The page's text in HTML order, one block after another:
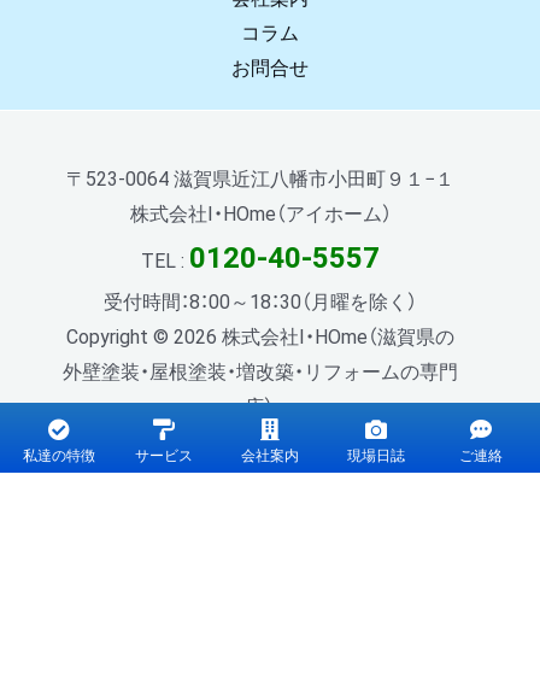
コラム
お問合せ
〒523-0064 滋賀県近江八幡市小田町９１−１
株式会社I・HOme（アイホーム）
TEL : 0120-40-5557
受付時間：8：00～18：30（月曜を除く）
Copyright © 2026 株式会社I・HOme（滋賀県の
外壁塗装・屋根塗装・増改築・リフォームの専門
店）.
私達の特徴 サービス 会社案内 現場日誌 ご連絡